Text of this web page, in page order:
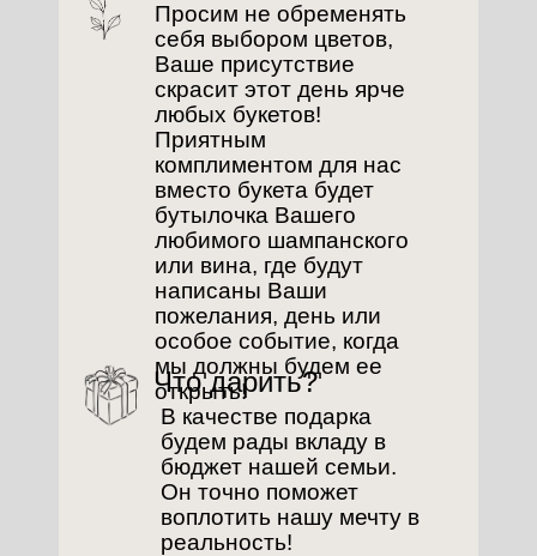
Что дарить?
Просим не обременять
себя выбором цветов,
Ваше присутствие
скрасит этот день ярче
любых букетов!
Приятным
комплиментом для нас
вместо букета будет
бутылочка Вашего
любимого шампанского
или вина, где будут
написаны Ваши
пожелания, день или
особое событие, когда
мы должны будем ее
открыть!
В качестве подарка
будем рады вкладу в
бюджет нашей семьи.
Он точно поможет
воплотить нашу мечту в
реальность!